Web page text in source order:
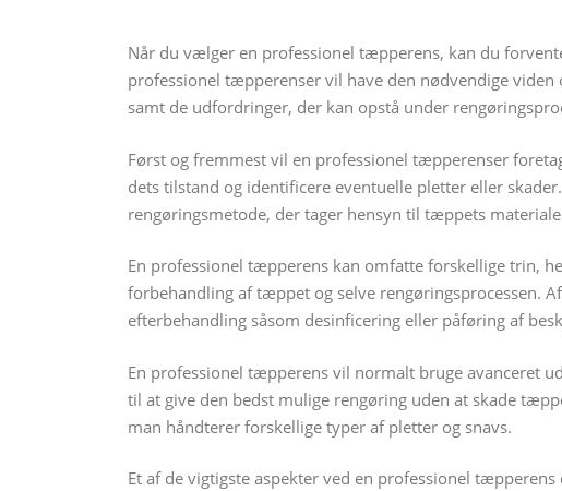
Når du vælger en professionel tæpperens, kan du
professionel tæpperenser vil have den nødvendige
samt de udfordringer, der kan opstå under
Først og fremmest vil en professionel tæpperenser
dets tilstand og identificere eventuelle pletter eller
rengøringsmetode, der tager hensyn til tæppets
En professionel tæpperens kan omfatte forskellige trin,
forbehandling af tæppet og selve rengøringsprocessen.
efterbehandling såsom desinficering eller påføring af
En professionel tæpperens vil normalt bruge avanceret
til at give den bedst mulige rengøring uden at skade
man håndterer forskellige typer af pletter og snavs.
Et af de vigtigste aspekter ved en professionel